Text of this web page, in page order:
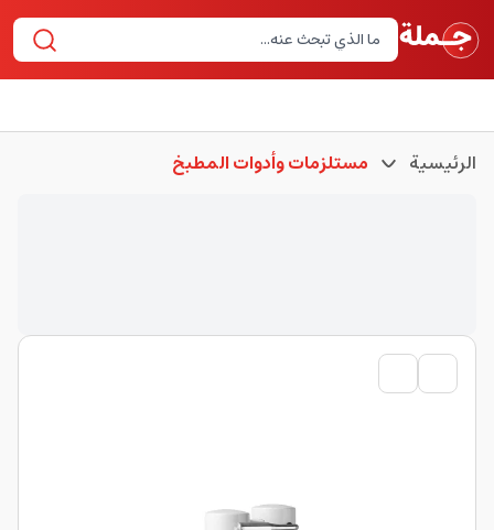
الرئيسية مستلزمات وأدوات المطبخ